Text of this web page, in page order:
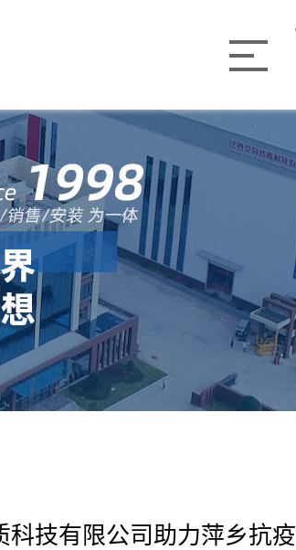
技有限公司助力萍乡抗疫